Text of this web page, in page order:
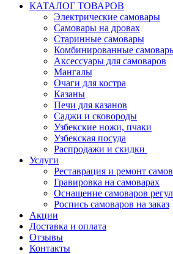
КАТАЛОГ ТОВАРОВ
Электрические самовары
Cамовары на дровах
Старинные самовары
Комбинированные
Аксессуары для самоваров
Мангалы
Очаги для костра
Казаны
Печи для казанов
Саджи и сковороды
Узбекские ножи, пчаки
Узбекская посуда
Распродажи и скидки
Услуги
Реставрация и ремонт
Гравировка на самоварах
Оснащение самоваров
Роспись самоваров на заказ
Акции
Доставка и оплата
Отзывы
Контакты